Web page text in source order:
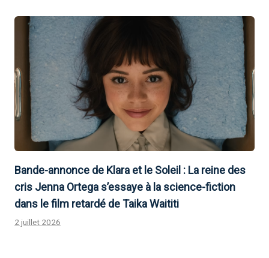
Bande-annonce de Klara et le Soleil : La reine des
cris Jenna Ortega s’essaye à la science-fiction
dans le film retardé de Taika Waititi
2 juillet 2026